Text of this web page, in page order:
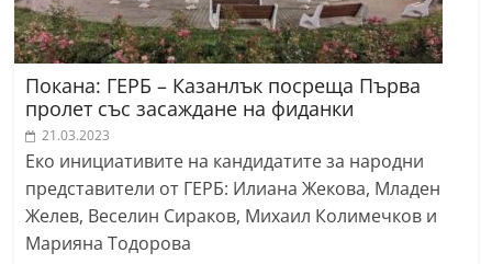
Покана: ГЕРБ – Казанлък посреща Първа
пролет със засаждане на фиданки
21.03.2023
Еко инициативите на кандидатите за народни
представители от ГЕРБ: Илиана Жекова, Младен
Желев, Веселин Сираков, Михаил Колимечков и
Марияна Тодорова